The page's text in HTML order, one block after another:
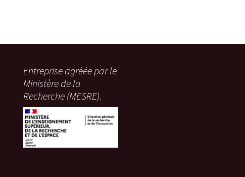
Entreprise agréée par le
Ministère de la
Recherche (MESRE).